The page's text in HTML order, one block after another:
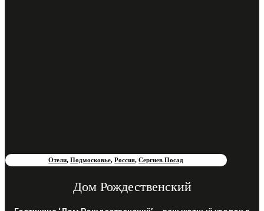
Отели,Подмосковье,Россия,Сергиев Посад
Дом Рождественский